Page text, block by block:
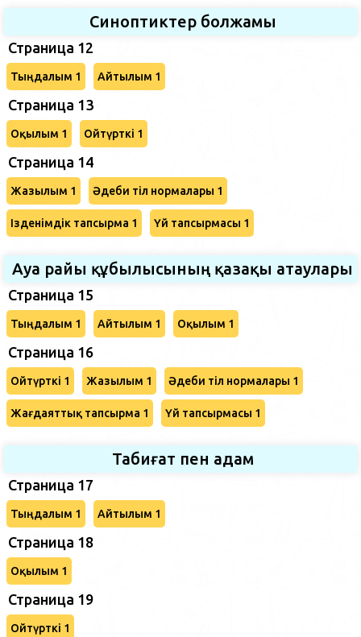
Синоптиктер болжамы
Страница 12
Тыңдалым 1 Айтылым 1
Страница 13
Оқылым 1 Ойтүрткі 1
Страница 14
Жазылым 1 Әдеби тіл нормалары 1
Ізденімдік тапсырма 1 Үй тапсырмасы 1
Ауа райы құбылысының қазақы атаулары
Страница 15
Тыңдалым 1 Айтылым 1 Оқылым 1
Страница 16
Ойтүрткі 1 Жазылым 1 Әдеби тіл нормалары 1
Жағдаяттық тапсырма 1 Үй тапсырмасы 1
Табиғат пен адам
Страница 17
Тыңдалым 1 Айтылым 1
Страница 18
Оқылым 1
Страница 19
Ойтүрткі 1